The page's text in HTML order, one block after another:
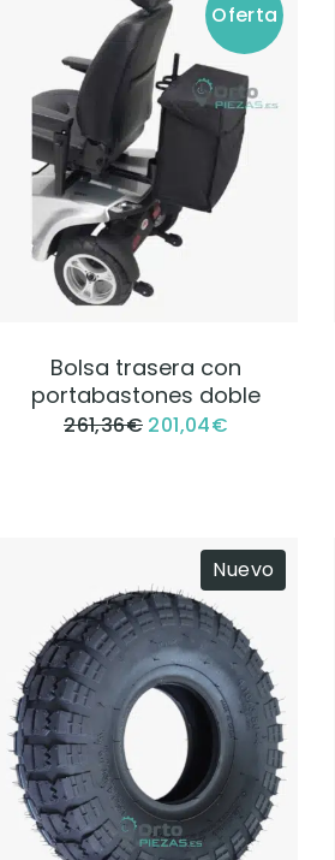
Oferta
VER PRODUCTO
Bolsa trasera con
portabastones doble
261,36€ 201,04€
Nuevo